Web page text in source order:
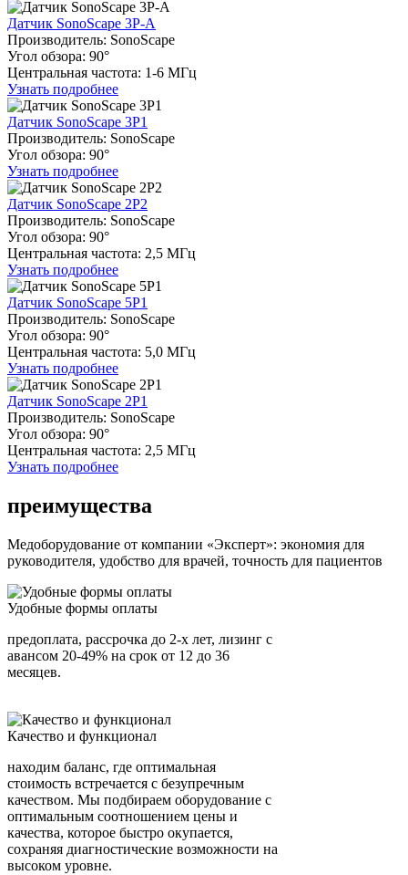
Датчик SonoScape 3P-A
Производитель: SonoScape
Угол обзора: 90°
Центральная частота: 1-6 МГц
Узнать подробнее
Датчик SonoScape 3P1
Производитель: SonoScape
Угол обзора: 90°
Узнать подробнее
Датчик SonoScape 2P2
Производитель: SonoScape
Угол обзора: 90°
Центральная частота: 2,5 МГц
Узнать подробнее
Датчик SonoScape 5P1
Производитель: SonoScape
Угол обзора: 90°
Центральная частота: 5,0 МГц
Узнать подробнее
Датчик SonoScape 2P1
Производитель: SonoScape
Угол обзора: 90°
Центральная частота: 2,5 МГц
Узнать подробнее
преимущества
Медоборудование от компании «Эксперт»: экономия для
руководителя, удобство для врачей, точность для пациентов
Удобные формы оплаты
предоплата, рассрочка до 2-х лет, лизинг с
авансом 20-49% на срок от 12 до 36
месяцев.
Качество и функционал
находим баланс, где оптимальная
стоимость встречается с безупречным
качеством. Мы подбираем оборудование с
оптимальным соотношением цены и
качества, которое быстро окупается,
сохраняя диагностические возможности на
высоком уровне.